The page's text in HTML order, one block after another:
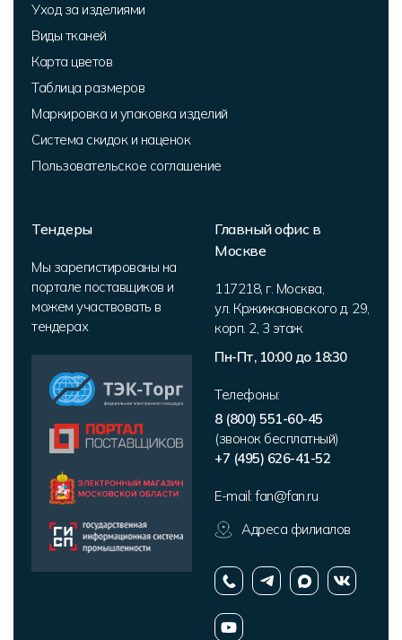
Уход за изделиями
Виды тканей
Карта цветов
Таблица размеров
Маркировка и упаковка изделий
Система скидок и наценок
Пользовательское соглашение
Тендеры
Мы зарегистированы на
портале поставщиков и
можем участвовать в
тендерах
Главный офис в
Москве
117218, г. Москва,
ул. Кржижановского д. 29,
корп. 2, 3 этаж
Пн-Пт, 10:00 до 18:30
Телефоны:
8 (800) 551-60-45
(звонок бесплатный)
+7 (495) 626-41-52
E-mail: fan@fan.ru
Адреса филиалов